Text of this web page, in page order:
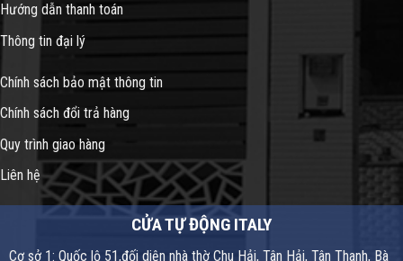
Hướng dẫn thanh toán
Thông tin đại lý
Chính sách bảo mật thông tin
Chính sách đổi trả hàng
Quy trình giao hàng
Liên hệ
CỬA TỰ ĐỘNG ITALY
Cơ sở 1: Quốc lộ 51,đối diện nhà thờ Chu Hải, Tân Hải, Tân Thanh, Bà